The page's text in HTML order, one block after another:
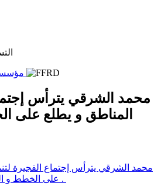
محمد الشرقي يترأس
المناطق و يطلع على
محمد الشرقي يترأس إجتماع الفجيرة
على الخطط و المشاريع للعام 2022 . ⁦